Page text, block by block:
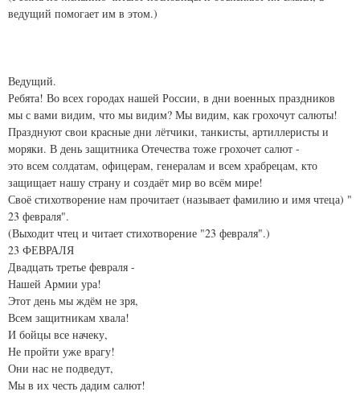
ведущий помогает им в этом.)
Ведущий.
Ребята! Во всех городах нашей России, в дни военных праздников
мы с вами видим, что мы видим? Мы видим, как грохочут салюты!
Празднуют свои красные дни лётчики, танкисты, артиллеристы и
моряки. В день защитника Отечества тоже грохочет салют -
это всем солдатам, офицерам, генералам и всем храбрецам, кто
защищает нашу страну и создаёт мир во всём мире!
Своё стихотворение нам прочитает (называет фамилию и имя чтеца) "
23 февраля".
(Выходит чтец и читает стихотворение "23 февраля".)
23 ФЕВРАЛЯ
Двадцать третье февраля -
Нашей Армии ура!
Этот день мы ждём не зря,
Всем защитникам хвала!
И бойцы все начеку,
Не пройти уже врагу!
Они нас не подведут,
Мы в их честь дадим салют!